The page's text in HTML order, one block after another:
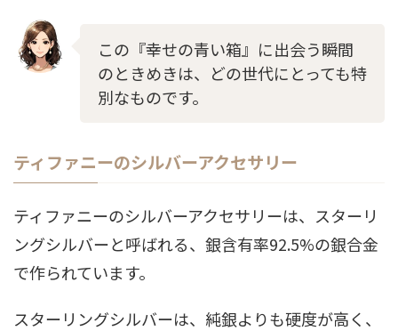
この『幸せの青い箱』に出会う瞬間
のときめきは、どの世代にとっても特
別なものです。
ティファニーのシルバーアクセサリー
ティファニーのシルバーアクセサリーは、スターリ
ングシルバーと呼ばれる、銀含有率92.5%の銀合金
で作られています。
スターリングシルバーは、純銀よりも硬度が高く、